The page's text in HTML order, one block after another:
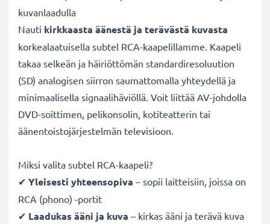
kuvanlaadulla
Nauti kirkkaasta äänestä ja terävästä kuvasta
korkealaatuisella subtel RCA-kaapelillamme. Kaapeli
takaa selkeän ja häiriöttömän standardiresoluution
(SD) analogisen siirron saumattomalla yhteydellä ja
minimaalisella signaalihäviöllä. Voit liittää AV-johdolla
DVD-soittimen, pelikonsolin, kotiteatterin tai
äänentoistojärjestelmän televisioon.
Miksi valita subtel RCA-kaapeli?
✔ Yleisesti yhteensopiva – sopii laitteisiin, joissa on
RCA (phono) -portit
✔ Laadukas ääni ja kuva – kirkas ääni ja terävä kuva